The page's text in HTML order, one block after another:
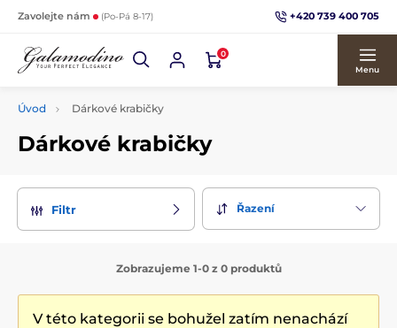
Zavolejte nám (Po-Pá 8-17) +420 739 400 705
0
Menu
Úvod Dárkové krabičky
Dárkové krabičky
Filtr Řazení
Zobrazujeme 1-0 z 0 produktů
V této kategorii se bohužel zatím nenachází